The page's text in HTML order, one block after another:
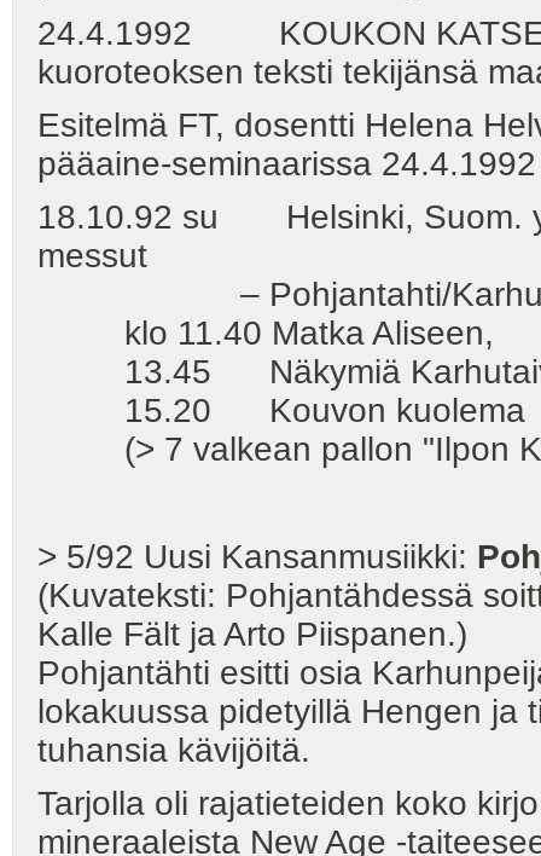
24.4.1992 KOUKON KATSE
kuoroteoksen teksti tekijänsä
Esitelmä FT, dosentti Helena
pääaine-seminaarissa
18.10.92 su Helsinki, Suom.
messut
– Pohjantahti/
klo 11.40 Matka Aliseen,
13.45 Näkymiä
15.20 Kouvon kuolema
(> 7 valkean pallon "Ilpon
> 5/92 Uusi Kansanmusiikki:
(Kuvateksti: Pohjantähdessä
Kalle Fält ja Arto Piispanen.)
Pohjantähti esitti osia
lokakuussa pidetyillä Hengen ja
tuhansia kävijöitä.
Tarjolla oli rajatieteiden koko
mineraaleista New Age -